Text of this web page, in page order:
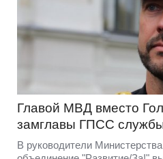
Главой МВД вместо
замглавы ГПСС
В руководители